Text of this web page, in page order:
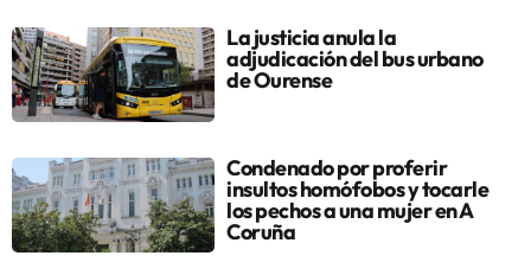
La justicia anula la
adjudicación del bus urbano
de Ourense
Condenado por proferir
insultos homófobos y tocarle
los pechos a una mujer en A
Coruña